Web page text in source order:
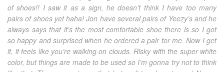
of shoes!! I saw it as a sign, he doesn’t think I have too many
pairs of shoes yet haha! Jon have several pairs of Yeezy’s and he
always says that it’s the most comfortable shoe there is so I got
so happy and surprised when he ordered a pair for me. Now I get
it, it feels like you’re walking on clouds. Risky with the super white
color, but things are made to be used so I’m gonna try not to think